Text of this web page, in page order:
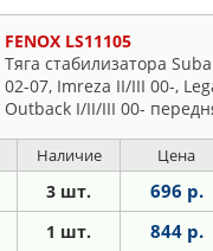
FENOX LS11105
Тяга стабилизатора
02-07, Imreza II/III 00-,
Outback I/II/III 00-
Наличие Цена
3 шт. 696 р.
1 шт. 844 р.